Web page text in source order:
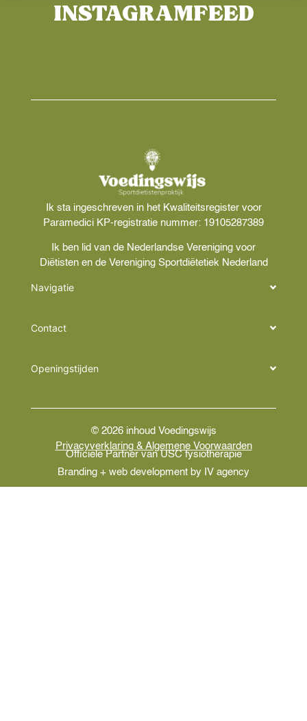
INSTAGRAMFEED
Ik sta ingeschreven in het Kwaliteitsregister voor
Paramedici KP-registratie nummer: 19105287389
Ik ben lid van de Nederlandse Vereniging voor
Diëtisten en de Vereniging Sportdiëtetiek Nederland
Navigatie
Contact
Openingstijden
© 2026 inhoud Voedingswijs
Privacyverklaring & Algemene Voorwaarden
Officiele Partner van USC fysiotherapie
Branding + web development by IV agency